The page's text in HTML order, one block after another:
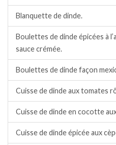
Blanquette de dinde.
Boulettes de dinde épicées à
sauce crémée.
Boulettes de dinde façon
Cuisse de dinde aux tomates
Cuisse de dinde en cocotte
Cuisse de dinde épicée aux